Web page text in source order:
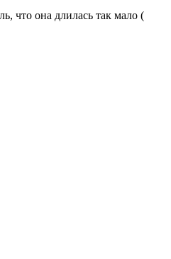
что она длилась так мало (